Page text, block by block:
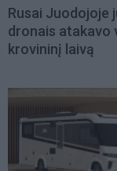
Rusai Juodojoje
dronais atakavo
krovininį laivą